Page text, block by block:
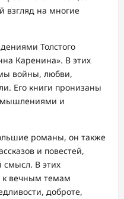
взгляд на многие
Толстого
Каренина». В этих
войны, любви,
Его книги пронизаны
и
романы, он также
и повестей,
смысл. В этих
к вечным темам
доброте,